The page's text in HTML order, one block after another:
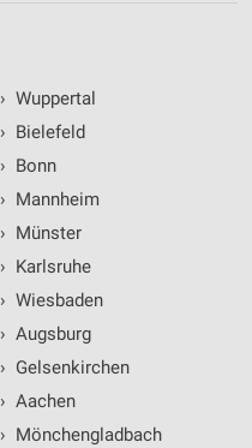
› Wuppertal
› Bielefeld
› Bonn
› Mannheim
› Münster
› Karlsruhe
› Wiesbaden
› Augsburg
› Gelsenkirchen
› Aachen
› Mönchengladbach